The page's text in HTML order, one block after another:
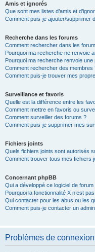
Amis et ignorés
Que sont mes listes d’amis et
Comment puis-je ajouter/supprimer
Recherche dans les forums
Comment rechercher dans les
Pourquoi ma recherche ne renvoie
Pourquoi ma recherche renvoie une
Comment rechercher des membres
Comment puis-je trouver mes
Surveillance et favoris
Quelle est la différence entre les
Comment mettre en favoris ou
Comment surveiller des forums ?
Comment puis-je supprimer mes
Fichiers joints
Quels fichiers joints sont autorisés
Comment trouver tous mes fichiers
Concernant phpBB
Qui a développé ce logiciel de forum
Pourquoi la fonctionnalité X n’est
Qui contacter pour les abus ou les
Comment puis-je contacter un
Problèmes de